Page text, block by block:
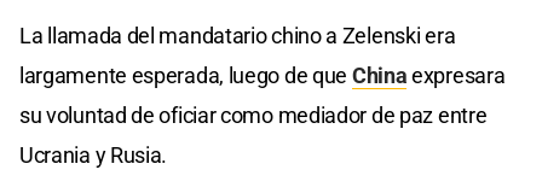
La llamada del mandatario chino a Zelenski era
largamente esperada, luego de que Chinaexpresara
su voluntad de oficiar como mediador de paz entre
Ucrania y Rusia.